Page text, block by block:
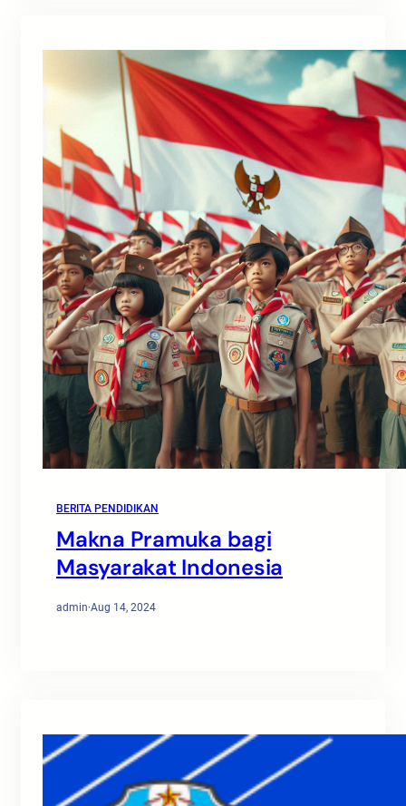
BERITA PENDIDIKAN
Makna Pramuka bagi
Masyarakat Indonesia
admin·Aug 14, 2024